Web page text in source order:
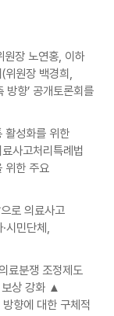
장 노연홍, 이하
(위원장 백경희,
방향’ 공개토론회를
성화를 위한
사고처리특례법
위한 주요
로 의료사고
시민단체,
료분쟁 조정제도
보상 강화 ▲
향에 대한 구체적